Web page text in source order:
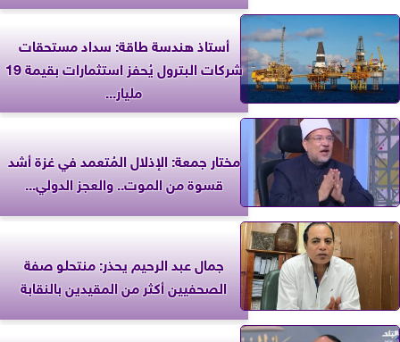
أستاذ هندسة طاقة: سداد مستحقات
شركات البترول يُحفز استثمارات بقيمة 19
مليار...
مختار جمعة: الإذلال المُتعمد في غزة أشد
قسوة من الموت.. والعجز الدولي...
جمال عبد الرحيم يحذر: منتحلو صفة
الصحفيين أكثر من المقيدين بالنقابة